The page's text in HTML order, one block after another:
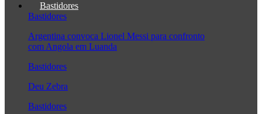
Bastidores
Bastidores
Argentina convoca Lionel Messi para confronto
com Angola em Luanda
Bastidores
Deu Zebra
Bastidores